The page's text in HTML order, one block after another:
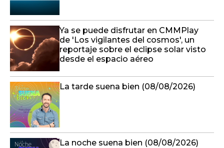
Ya se puede disfrutar en CMMPlay
de 'Los vigilantes del cosmos', un
reportaje sobre el eclipse solar visto
desde el espacio aéreo
La tarde suena bien (08/08/2026)
La noche suena bien (08/08/2026)